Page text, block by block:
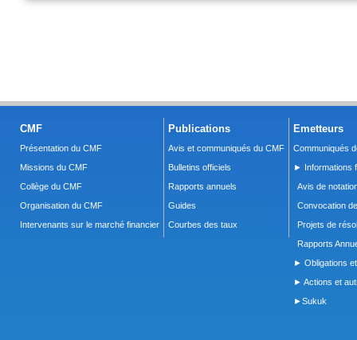
CMF
Présentation du CMF
Missions du CMF
Collège du CMF
Organisation du CMF
Intervenants sur le marché financier
Publications
Avis et communiqués du CMF
Bulletins officiels
Rapports annuels
Guides
Courbes des taux
Emetteurs
Communiqués
► Informations
Avis de
Convocation
Projets de
Rapports
► Obligations
► Actions et
►Sukuk